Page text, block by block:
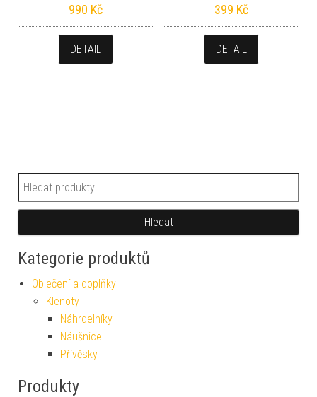
990 Kč
DETAIL
399 Kč
DETAIL
Hledat:
Hledat
Kategorie produktů
Oblečení a doplňky
Klenoty
Náhrdelníky
Náušnice
Přívěsky
Produkty